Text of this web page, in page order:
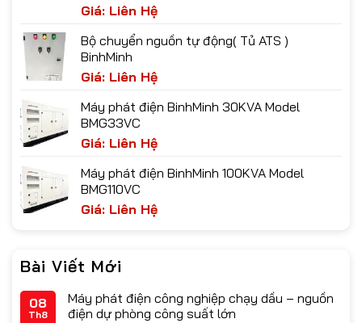
Giá: Liên Hệ
Bộ chuyển nguồn tự động( Tủ ATS )
BinhMinh
Giá: Liên Hệ
Máy phát điện BinhMinh 30KVA Model
BMG33VC
Giá: Liên Hệ
Máy phát điện BinhMinh 100KVA Model
BMG110VC
Giá: Liên Hệ
Bài Viết Mới
08
Th8
Máy phát điện công nghiệp chạy dầu – nguồn
điện dự phòng công suất lớn